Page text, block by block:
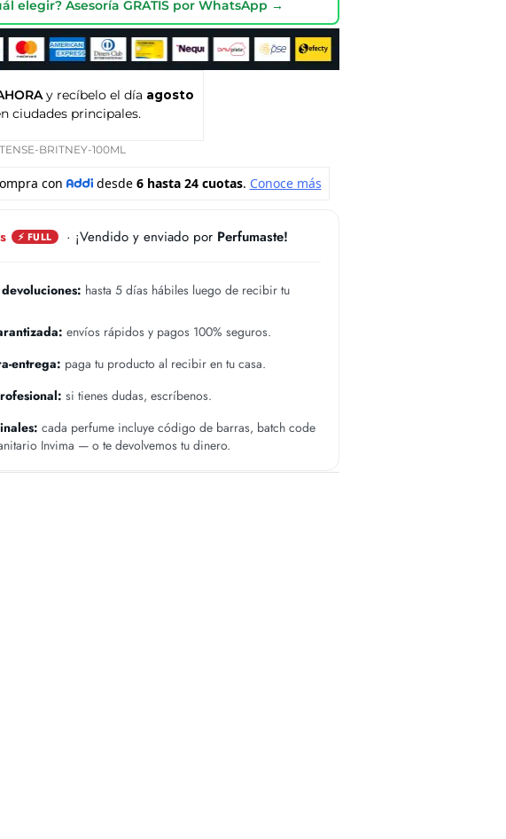
elegir? Asesoría GRATIS por WhatsApp →
y recíbelo el día agosto
ciudades principales.
BRITNEY-100ML
⚡ FULL · ¡Vendido y enviado por Perfumaste!
hasta 5 días hábiles luego de recibir tu
envíos rápidos y pagos 100% seguros.
entrega: paga tu producto al recibir en tu casa.
si tienes dudas, escríbenos.
cada perfume incluye código de barras, batch code
Invima — o te devolvemos tu dinero.